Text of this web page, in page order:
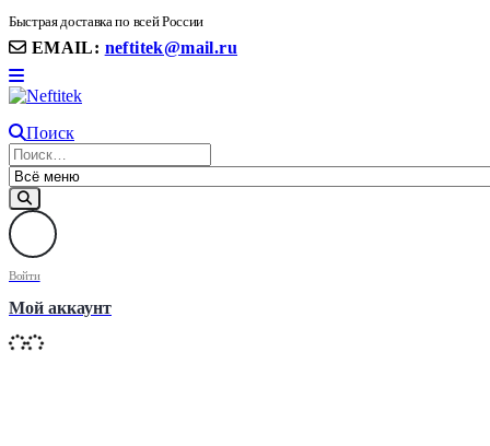
Быстрая доставка по всей России
EMAIL: neftitek@mail.ru
Поиск
Войти
Мой аккаунт
8(906) 399 11 22 | 8(905)367-58-58